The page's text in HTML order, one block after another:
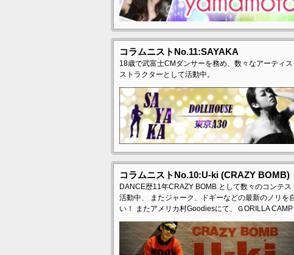
コラムニストNo.11:SAYAKA
18歳で武富士CMダンサーを務め、数々なアーティ
ストラクターとして活動中。
コラムニストNo.10:U-ki (CRAZY BOMB)
DANCE歴11年CRAZY BOMB として数々のコンテ
活動中、 またジャーク、ドギーなどの最新のノリ
い！ またアメリカ村Goodiesにて、ＧORILLA